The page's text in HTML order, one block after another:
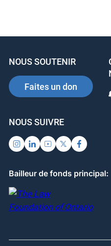
e
o
o
k
e
n
e
NOUS SOUTENIR
Faites un don
NOUS SUIVRE
Bailleur de fonds principal: